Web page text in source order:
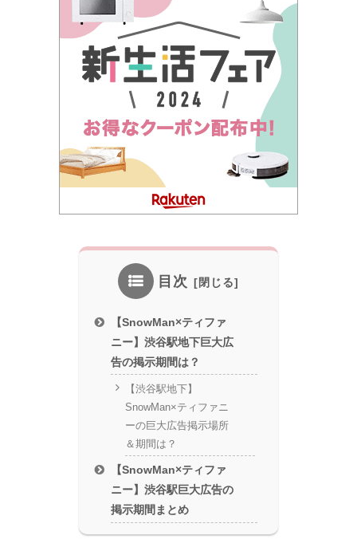
目次
【SnowMan×ティファ
ニー】渋谷駅地下巨大広
告の掲示期間は？
【渋谷駅地下】
SnowMan×ティファニ
ーの巨大広告掲示場所
＆期間は？
【SnowMan×ティファ
ニー】渋谷駅巨大広告の
掲示期間まとめ